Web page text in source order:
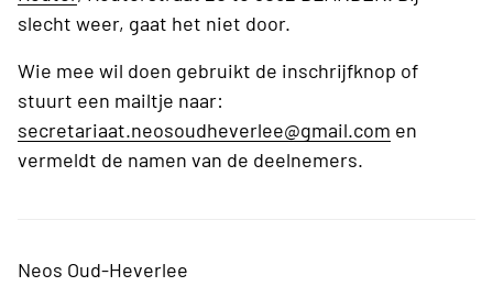
slecht weer, gaat het niet door.
Wie mee wil doen gebruikt de inschrijfknop of
stuurt een mailtje naar:
secretariaat.neosoudheverlee@gmail.com en
vermeldt de namen van de deelnemers.
Neos Oud-Heverlee